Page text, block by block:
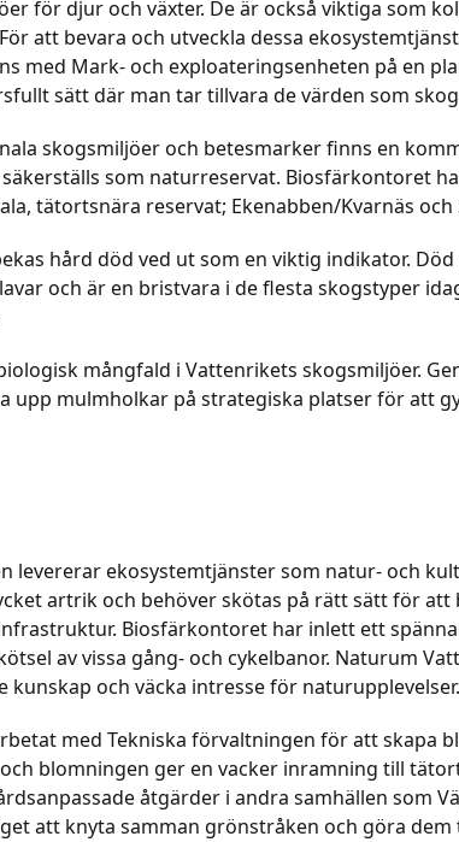
för djur och växter. De är också viktiga som
att bevara och utveckla dessa
med Mark- och exploateringsenheten på en
sätt där man tar tillvara de värden som
skogsmiljöer och betesmarker finns en
som naturreservat. Biosfärkontoret
tätortsnära reservat; Ekenabben/Kvarnäs och
hård död ved ut som en viktig indikator.
och är en bristvara i de flesta skogstyper
mångfald i Vattenrikets skogsmiljöer.
upp mulmholkar på strategiska platser för att
levererar ekosystemtjänster som natur- och
artrik och behöver skötas på rätt sätt för att
Biosfärkontoret har inlett ett
av vissa gång- och cykelbanor. Naturum
och väcka intresse för naturupplevelser.
med Tekniska förvaltningen för att skapa
blomningen ger en vacker inramning till
åtgärder i andra samhällen som
att knyta samman grönstråken och göra